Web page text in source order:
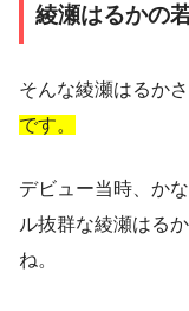
綾瀬はるかの
そんな綾瀬はるか
です。
デビュー当時、か
ル抜群な綾瀬はる
ね。